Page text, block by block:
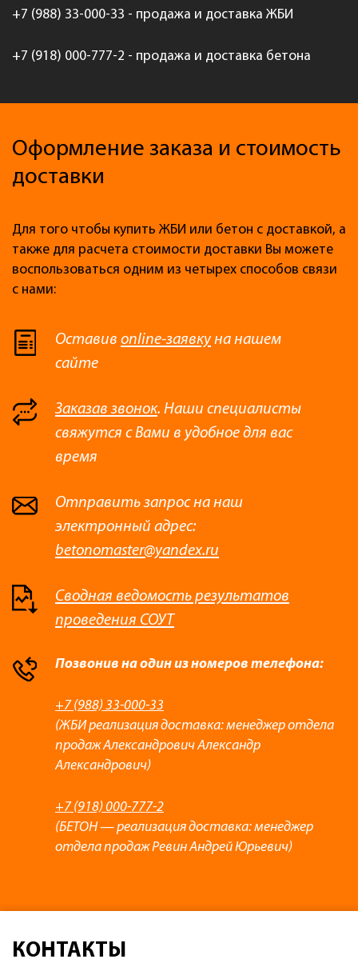
+7 (988) 33-000-33 - продажа и доставка ЖБИ
+7 (918) 000-777-2 - продажа и доставка бетона
Оформление заказа и стоимость
доставки
Для того чтобы купить ЖБИ или бетон с доставкой, а
также для расчета стоимости доставки Вы можете
воспользоваться одним из четырех способов связи
с нами:
Оставив online-заявкуна нашем
сайте
Заказав звонок. Наши специалисты
свяжутся с Вами в удобное для вас
время
Отправить запрос на наш
электронный адрес:
betonomaster@yandex.ru
Сводная ведомость результатов
проведения СОУТ
Позвонив на один из номеров телефона:
+7 (988) 33-000-33
(ЖБИ реализация доставка: менеджер отдела
продаж Александрович Александр
Александрович)
+7 (918) 000-777-2
(БЕТОН — реализация доставка: менеджер
отдела продаж Ревин Андрей Юрьевич)
КОНТАКТЫ